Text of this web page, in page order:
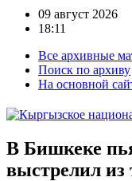
09 август 2026
18:11
Все архивные
Поиск по архиву
На основной
В Бишкеке
выстрелил